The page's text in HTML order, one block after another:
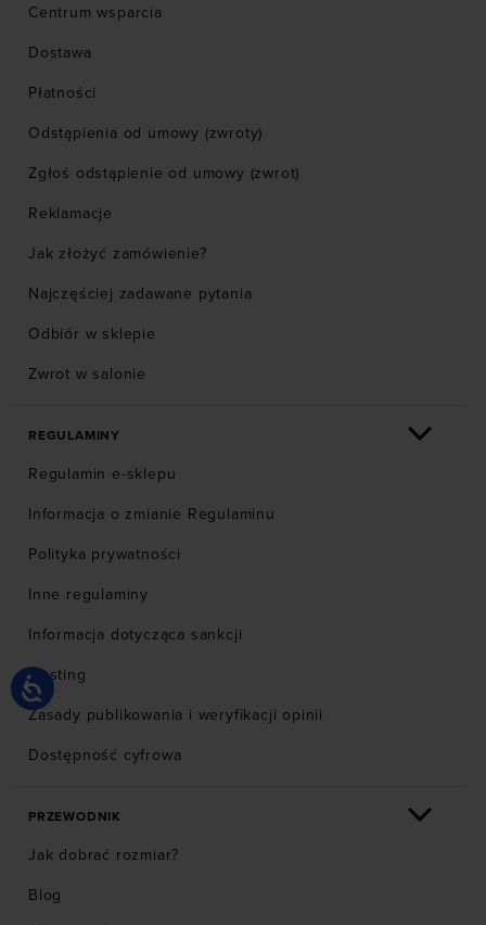
Centrum wsparcia
Dostawa
Płatności
Odstąpienia od umowy (zwroty)
Zgłoś odstąpienie od umowy (zwrot)
Reklamacje
Jak złożyć zamówienie?
Najczęściej zadawane pytania
Odbiór w sklepie
Zwrot w salonie
REGULAMINY
Regulamin e-sklepu
Informacja o zmianie Regulaminu
Polityka prywatności
Inne regulaminy
Informacja dotycząca sankcji
Hosting
Zasady publikowania i weryfikacji opinii
Dostępność cyfrowa
PRZEWODNIK
Jak dobrać rozmiar?
Blog